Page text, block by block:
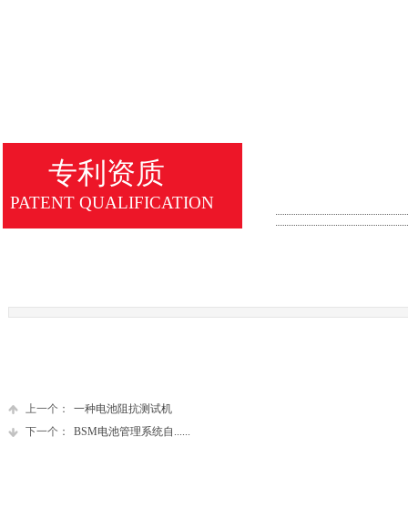
专利资质
PATENT QUALIFICATION
上一个：
一种电池阻抗测试机
下一个：
BSM电池管理系统自......